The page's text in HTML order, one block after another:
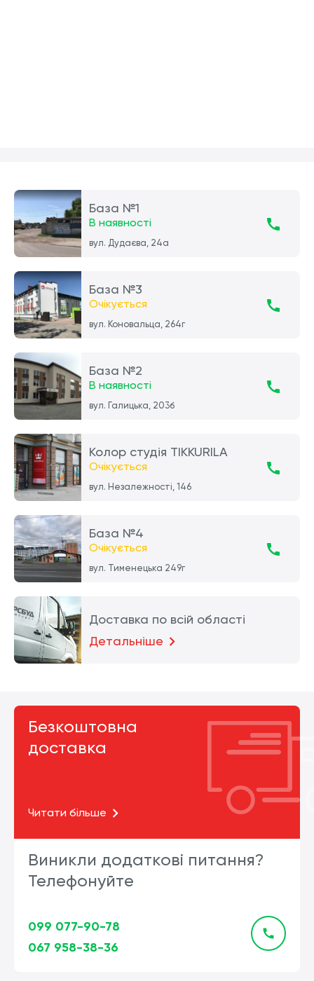
База №1
В наявності
вул. Дудаєва, 24а
База №3
Очікується
вул. Коновальца, 264г
База №2
В наявності
вул. Галицька, 203б
Колор студія TIKKURILA
Очікується
вул. Незалежності, 146
База №4
Очікується
вул. Тименецька 249г
Доставка по всій області
Детальніше
Безкоштовна
доставка
Читати більше
Виникли додаткові питання?
Телефонуйте
099 077-90-78
067 958-38-36